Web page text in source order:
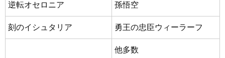
逆転オセロニア 孫悟空
刻のイシュタリア 勇王の忠臣ウィーラーフ
他多数